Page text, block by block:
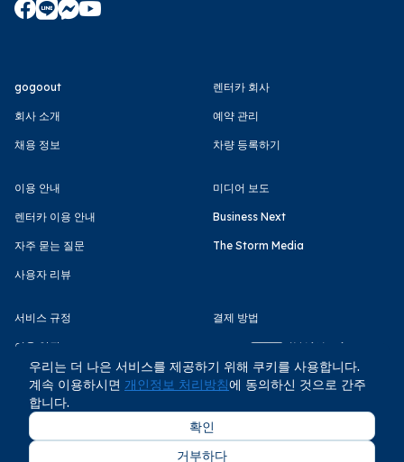
gogoout
회사 소개
채용 정보
렌터카 회사
예약 관리
차량 등록하기
이용 안내
렌터카 이용 안내
자주 묻는 질문
사용자 리뷰
미디어 보도
Business Next
The Storm Media
서비스 규정
이용 약관
개인정보 처리방침
결제 방법
우리는 더 나은 서비스를 제공하기 위해 쿠키를 사용합니다.
계속 이용하시면 개인정보 처리방침에 동의하신 것으로 간주
합니다.
확인
거부하다